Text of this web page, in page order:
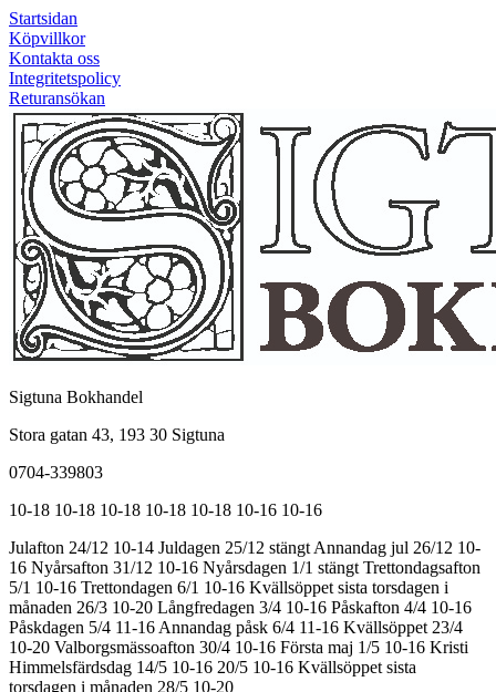
Startsidan
Köpvillkor
Kontakta oss
Integritetspolicy
Returansökan
Sigtuna Bokhandel
Stora gatan 43, 193 30 Sigtuna
0704-339803
10-18 10-18 10-18 10-18 10-18 10-16 10-16
Julafton 24/12 10-14 Juldagen 25/12 stängt Annandag jul 26/12 10-
16 Nyårsafton 31/12 10-16 Nyårsdagen 1/1 stängt Trettondagsafton
5/1 10-16 Trettondagen 6/1 10-16 Kvällsöppet sista torsdagen i
månaden 26/3 10-20 Långfredagen 3/4 10-16 Påskafton 4/4 10-16
Påskdagen 5/4 11-16 Annandag påsk 6/4 11-16 Kvällsöppet 23/4
10-20 Valborgsmässoafton 30/4 10-16 Första maj 1/5 10-16 Kristi
Himmelsfärdsdag 14/5 10-16 20/5 10-16 Kvällsöppet sista
torsdagen i månaden 28/5 10-20